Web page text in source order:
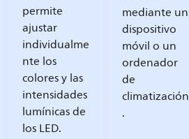
permite
ajustar
individualme
nte los
colores y las
intensidades
lumínicas de
los LED.
mediante un
dispositivo
móvil o un
ordenador
de
climatización
.